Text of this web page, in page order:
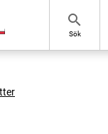
search
Sök